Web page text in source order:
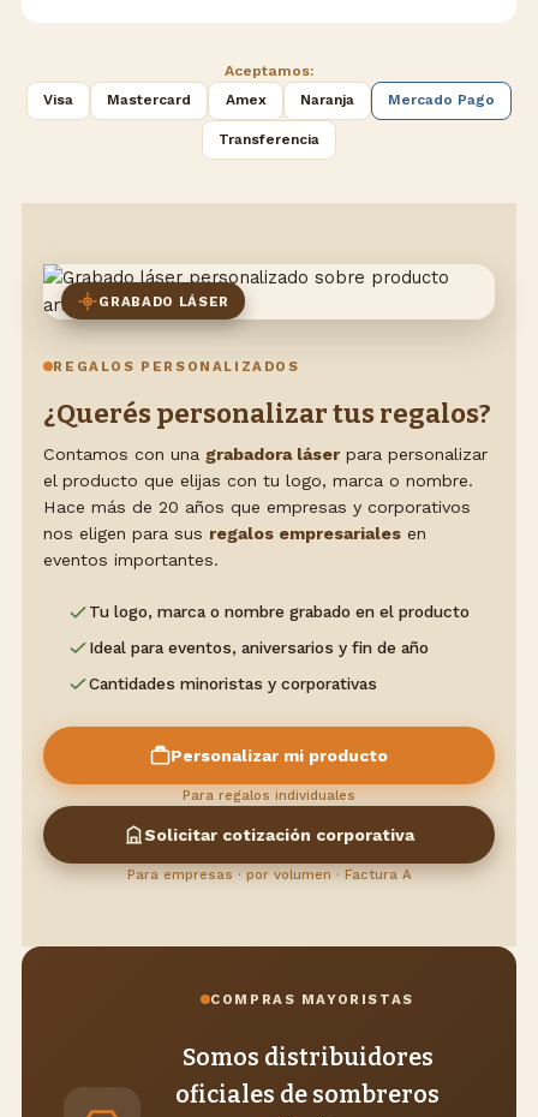
Aceptamos:
Visa Mastercard Amex Naranja Mercado Pago
Transferencia
GRABADO LÁSER
REGALOS PERSONALIZADOS
¿Querés personalizar tus regalos?
Contamos con una grabadora láserpara personalizar
el producto que elijas con tu logo, marca o nombre.
Hace más de 20 años que empresas y corporativos
nos eligen para sus regalos empresariales en
eventos importantes.
Tu logo, marca o nombre grabado en el producto
Ideal para eventos, aniversarios y fin de año
Cantidades minoristas y corporativas
Personalizar mi producto
Para regalos individuales
Solicitar cotización corporativa
Para empresas · por volumen · Factura A
COMPRAS MAYORISTAS
Somos distribuidores
oficiales de sombreros